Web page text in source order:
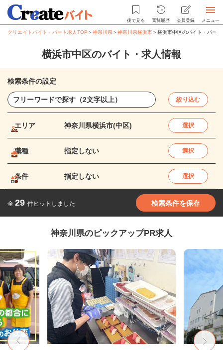
後で見る 閲覧履歴 会員登録 メニュー
クリエイトバイト・パート求人TOP ＞神奈川県＞神奈川県横浜市＞横浜市中区のバイト・パー
横浜市中区のバイト・求人情報
検索条件の設定
絞り込む
エリア 神奈川県横浜市(中区) 選択
職種 指定しない 選択
条件 指定しない 選択
全 29 件ヒットしました 検索条件を保存
神奈川県のピックアップPR求人